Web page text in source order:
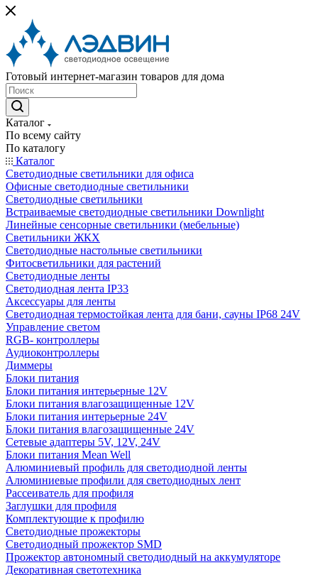
Готовый интернет-магазин товаров для дома
Каталог
По всему сайту
По каталогу
Каталог
Светодиодные светильники для офиса
Офисные светодиодные светильники
Светодиодные светильники
Встраиваемые светодиодные светильники Downlight
Линейные сенсорные светильники (мебельные)
Светильники ЖКХ
Светодиодные настольные светильники
Фитосветильники для растений
Светодиодные ленты
Светодиодная лента IP33
Аксессуары для ленты
Светодиодная термостойкая лента для бани, сауны IP68 24V
Управление светом
RGB- контроллеры
Аудиоконтроллеры
Диммеры
Блоки питания
Блоки питания интерьерные 12V
Блоки питания влагозащищенные 12V
Блоки питания интерьерные 24V
Блоки питания влагозащищенные 24V
Сетевые адаптеры 5V, 12V, 24V
Блоки питания Mean Well
Алюминиевый профиль для светодиодной ленты
Алюминиевые профили для светодиодных лент
Рассеиватель для профиля
Заглушки для профиля
Комплектующие к профилю
Светодиодные прожекторы
Светодиодный прожектор SMD
Прожектор автономный светодиодный на аккумуляторе
Декоративная светотехника